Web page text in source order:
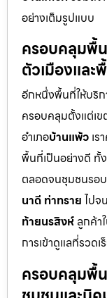
อย่างเต็มรูปแบบ
ครอบคลุมพื้
ตัวเมืองและ
อีกหนึ่งพื้นที่ให้บริก
ครอบคลุมตั้งแต่เข
อำเภอบ้านแพ้ว เ
พื้นที่เป็นอย่างดี ทั้
ตลอดจนชุมชนรอ
นาดี ท่าทราย ไปจ
ท้ายนรสิงห์ ลูกค้า
การเข้าดูแลที่รวดเ
ครอบคลุมพื้